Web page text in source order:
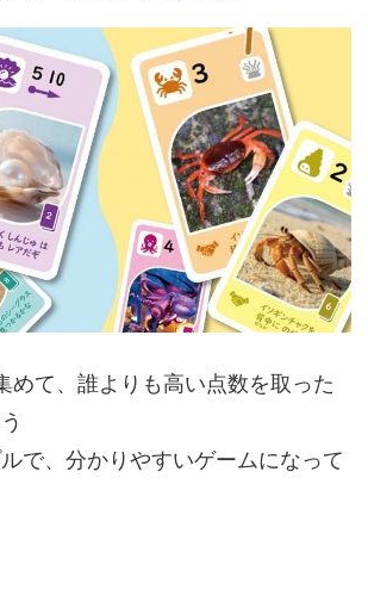
めて、誰よりも高い点数を取った
で、分かりやすいゲームになって